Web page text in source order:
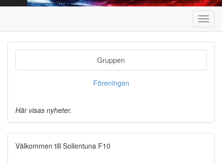
Gruppen
Föreningen
Här visas nyheter.
Välkommen till Sollentuna F10